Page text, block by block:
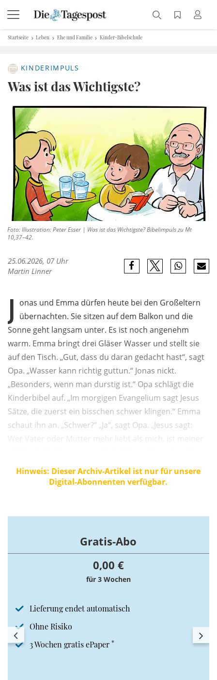
Startseite Leben Ehe und Familie Kinder-Bibelschule
KINDERIMPULS
Was ist das Wichtigste?
Foto: Illustration: Peter Esser | Was ist das Wichtigste? Bibelimpuls zu Mt
10,37–42.
25.06.2026, 07 Uhr
Martin Linner
J onas und Emma dürfen heute bei den Großeltern
übernachten. Sie sitzen auf dem Balkon und die
Sonne geht langsam unter. Es ist noch angenehm
warm. Emma bringt drei Gläser Wasser und stellt sie
auf den Tisch. „Gut, dass du daran gedacht hast“, sagt
Opa. „Wasser kann richtig guttun.“ Jonas nickt.
„Besonders, wenn man durstig ist.“ Opa schlägt die
Kinderbibel auf. „Im morgigen Evangelium sagt Jesus
Sätze, die zuerst ein bisschen schwer klingen.“ Emma
schaut ihn an. „Schwer?“ „Ja“, sagt Opa. „Jesus sagt:
Wer Vater oder Mutter mehr liebt als mich, ist meiner
doch unsere Eltern lieben.“ ...
Hinweis: Dieser Archiv-Artikel ist nur für unsere
Digital-Abonnenten verfügbar.
Gratis-Abo
0,00 €
für 3 Wochen
Lieferung endet automatisch
Ohne Risiko
3 Wochen gratis ePaper *